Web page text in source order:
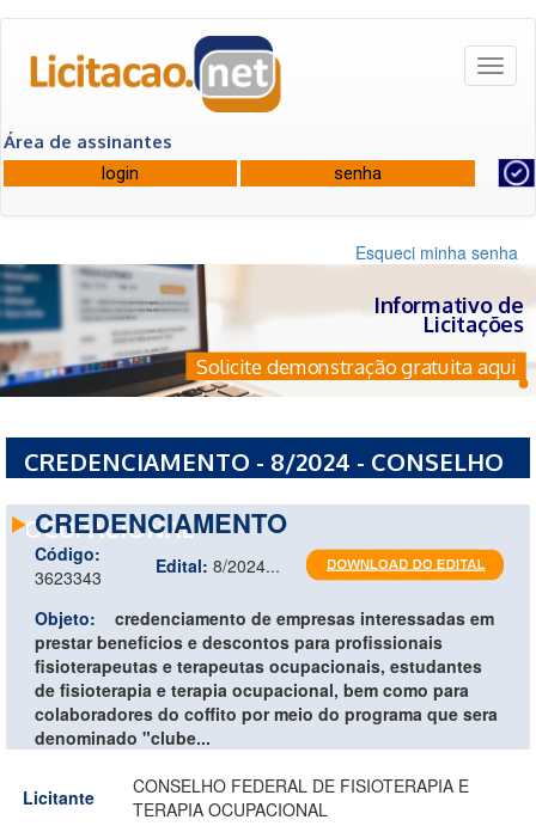
Área de assinantes
Esqueci minha senha
Informativo de
Licitações
Solicite demonstração gratuita aqui
CREDENCIAMENTO - 8/2024 - CONSELHO
OCUPACIONAL
CREDENCIAMENTO
Código:
3623343
Edital: 8/2024...
Objeto:
credenciamento de empresas interessadas em
prestar beneficios e descontos para profissionais
fisioterapeutas e terapeutas ocupacionais, estudantes
de fisioterapia e terapia ocupacional, bem como para
colaboradores do coffito por meio do programa que sera
denominado "clube...
Licitante
CONSELHO FEDERAL DE FISIOTERAPIA E
TERAPIA OCUPACIONAL